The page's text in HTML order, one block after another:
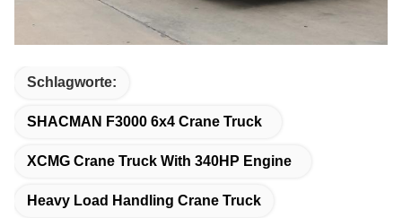
Schlagworte:
SHACMAN F3000 6x4 Crane Truck
XCMG Crane Truck With 340HP Engine
Heavy Load Handling Crane Truck